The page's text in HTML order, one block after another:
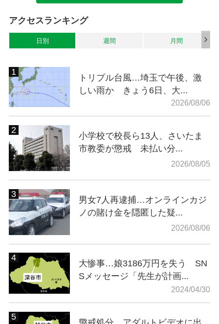
アクセスランキング
日別 週間 月間
トリプル台風…埼玉で午後、激
しい雨か きょう6日、大...
2026/08/06
小学校で校長ら13人、さいたま
市教委が懲戒 未払い分...
2026/08/05
男女7人再逮捕…オンラインカジ
ノの賭け金を隠匿した疑...
2026/08/06
大惨事…娘3186万円を失う SN
Sメッセージ「先生が計画...
2024/04/30